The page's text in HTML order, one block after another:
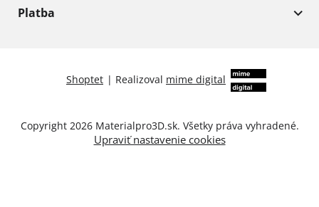
Platba
Shoptet | Realizoval mime digital
Copyright 2026 Materialpro3D.sk. Všetky práva vyhradené.
Upraviť nastavenie cookies